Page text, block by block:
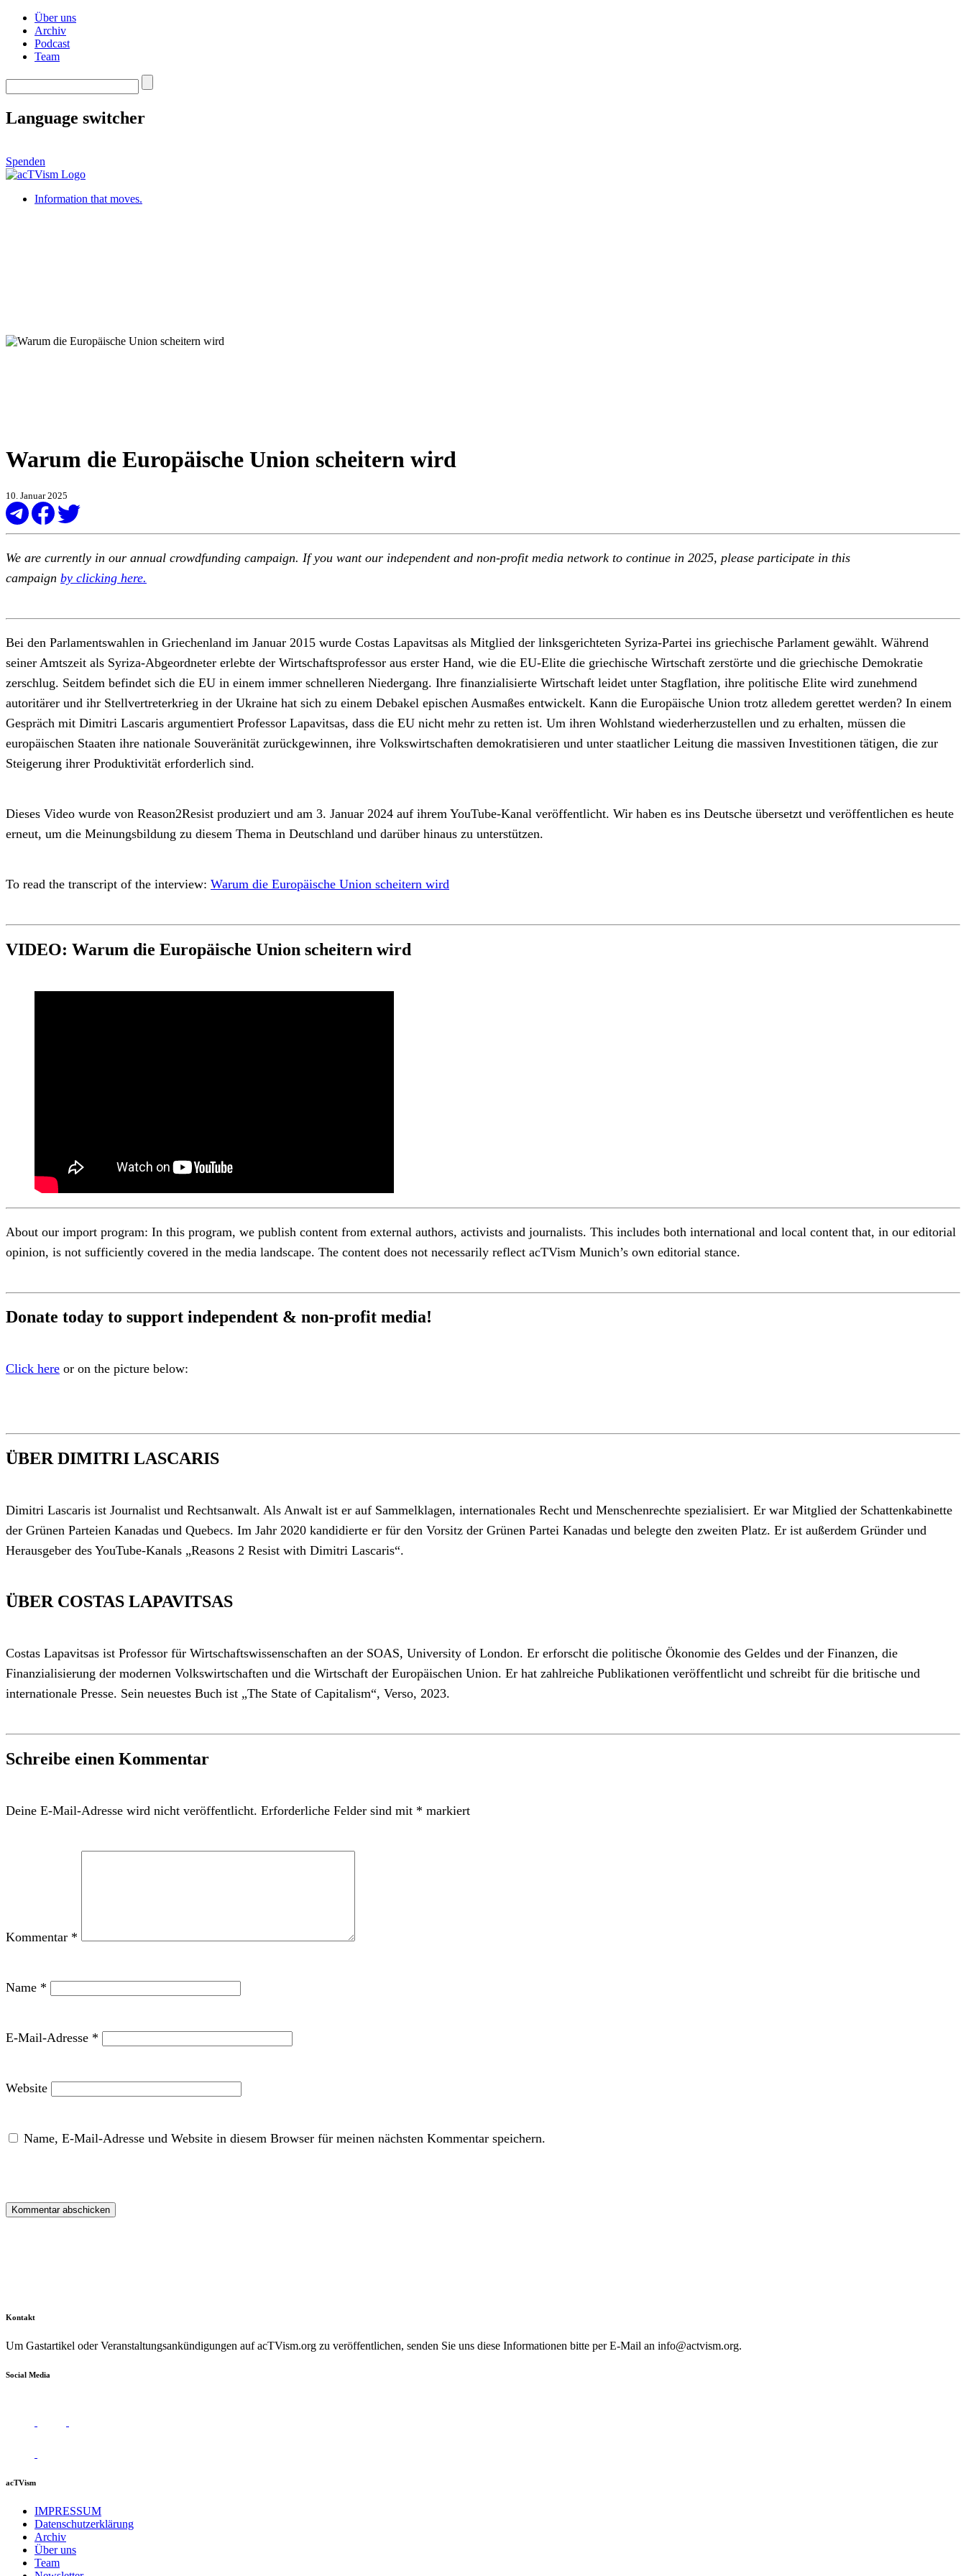
Über uns
Archiv
Podcast
Team
Language switcher
Spenden
Information that moves.
Warum die Europäische Union scheitern wird
10. Januar 2025
We are currently in our annual crowdfunding campaign. If you want our independent and non-profit media network to continue in 2025, please participate in this
campaign by clicking here.
Bei den Parlamentswahlen in Griechenland im Januar 2015 wurde Costas Lapavitsas als Mitglied der linksgerichteten Syriza-Partei ins griechische Parlament gewählt. Während
seiner Amtszeit als Syriza-Abgeordneter erlebte der Wirtschaftsprofessor aus erster Hand, wie die EU-Elite die griechische Wirtschaft zerstörte und die griechische Demokratie
zerschlug. Seitdem befindet sich die EU in einem immer schnelleren Niedergang. Ihre finanzialisierte Wirtschaft leidet unter Stagflation, ihre politische Elite wird zunehmend
autoritärer und ihr Stellvertreterkrieg in der Ukraine hat sich zu einem Debakel epischen Ausmaßes entwickelt. Kann die Europäische Union trotz alledem gerettet werden? In einem
Gespräch mit Dimitri Lascaris argumentiert Professor Lapavitsas, dass die EU nicht mehr zu retten ist. Um ihren Wohlstand wiederherzustellen und zu erhalten, müssen die
europäischen Staaten ihre nationale Souveränität zurückgewinnen, ihre Volkswirtschaften demokratisieren und unter staatlicher Leitung die massiven Investitionen tätigen, die zur
Steigerung ihrer Produktivität erforderlich sind.
Dieses Video wurde von Reason2Resist produziert und am 3. Januar 2024 auf ihrem YouTube-Kanal veröffentlicht. Wir haben es ins Deutsche übersetzt und veröffentlichen es heute
erneut, um die Meinungsbildung zu diesem Thema in Deutschland und darüber hinaus zu unterstützen.
To read the transcript of the interview: Warum die Europäische Union scheitern wird
VIDEO: Warum die Europäische Union scheitern wird
About our import program: In this program, we publish content from external authors, activists and journalists. This includes both international and local content that, in our editorial
opinion, is not sufficiently covered in the media landscape. The content does not necessarily reflect acTVism Munich’s own editorial stance.
Donate today to support independent & non-profit media!
Click here or on the picture below:
ÜBER DIMITRI LASCARIS
Dimitri Lascaris ist Journalist und Rechtsanwalt. Als Anwalt ist er auf Sammelklagen, internationales Recht und Menschenrechte spezialisiert. Er war Mitglied der Schattenkabinette
der Grünen Parteien Kanadas und Quebecs. Im Jahr 2020 kandidierte er für den Vorsitz der Grünen Partei Kanadas und belegte den zweiten Platz. Er ist außerdem Gründer und
Herausgeber des YouTube-Kanals „Reasons 2 Resist with Dimitri Lascaris“.
ÜBER COSTAS LAPAVITSAS
Costas Lapavitsas ist Professor für Wirtschaftswissenschaften an der SOAS, University of London. Er erforscht die politische Ökonomie des Geldes und der Finanzen, die
Finanzialisierung der modernen Volkswirtschaften und die Wirtschaft der Europäischen Union. Er hat zahlreiche Publikationen veröffentlicht und schreibt für die britische und
internationale Presse. Sein neuestes Buch ist „The State of Capitalism“, Verso, 2023.
Schreibe einen Kommentar
Deine E-Mail-Adresse wird nicht veröffentlicht. Erforderliche Felder sind mit * markiert
Kommentar *
Name *
E-Mail-Adresse *
Website
Name, E-Mail-Adresse und Website in diesem Browser für meinen nächsten Kommentar speichern.
Kontakt
Um Gastartikel oder Veranstaltungsankündigungen auf acTVism.org zu veröffentlichen, senden Sie uns diese Informationen bitte per E-Mail an info@actvism.org.
Social Media
acTVism
IMPRESSUM
Datenschutzerklärung
Archiv
Über uns
Team